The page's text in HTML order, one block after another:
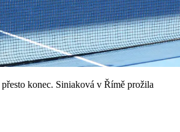
konec. Siniaková v Římě prožila